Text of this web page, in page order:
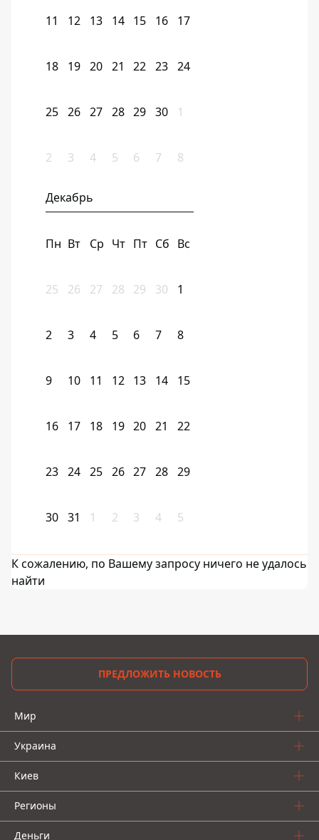
11 12 13 14 15 16 17
18 19 20 21 22 23 24
25 26 27 28 29 30 1
2 3 4 5 6 7 8
Декабрь
Пн Вт Ср Чт Пт Сб Вс
25 26 27 28 29 30 1
2 3 4 5 6 7 8
9 10 11 12 13 14 15
16 17 18 19 20 21 22
23 24 25 26 27 28 29
30 31 1 2 3 4 5
К сожалению, по Вашему запросу ничего не удалось
найти
ПРЕДЛОЖИТЬ НОВОСТЬ
Мир
Украина
Киев
Регионы
Деньги